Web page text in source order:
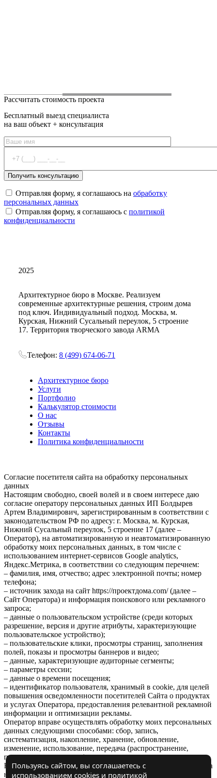
Рассчитать стоимость проекта
Бесплатный выезд специалиста
на ваш объект + консультация
Отправляя форму, я соглашаюсь на обработку
персональных данных
Отправляя форму, я соглашаюсь с политикой
конфиденциальности
2025
Архитектурное бюро в Москве. Реализуем
современные архитектурные решения, строим дома
под ключ. Индивидуальный подход. Москва, м.
Курская, Нижний Сусальный переулок, 5 строение
17. Территория творческого завода ARMA
Телефон: 8 (499) 674-06-71
Архитектурное бюро
Услуги
Портфолио
Калькулятор стоимости
О нас
Отзывы
Контакты
Политика конфиденциальности
Согласие посетителя сайта на обработку персональных
данных
Настоящим свободно, своей волей и в своем интересе даю
согласие оператору персональных данных ИП Болдырев
Артем Владимирович, зарегистрированным в соответствии с
законодательством РФ по адресу: г. Москва, м. Курская,
Нижний Сусальный переулок, 5 строение 17 (далее –
Оператор), на автоматизированную и неавтоматизированную
обработку моих персональных данных, в том числе с
использованием интернет-сервисов Google analytics,
Яндекс.Метрика, в соответствии со следующим перечнем:
– фамилия, имя, отчество; адрес электронной почты; номер
телефона;
– источник захода на сайт https://проектдома.com/ (далее –
Сайт Оператора) и информация поискового или рекламного
запроса;
– данные о пользовательском устройстве (среди которых
разрешение, версия и другие атрибуты, характеризующие
пользовательское устройство);
– пользовательские клики, просмотры страниц, заполнения
полей, показы и просмотры баннеров и видео;
– данные, характеризующие аудиторные сегменты;
– параметры сессии;
– данные о времени посещения;
– идентификатор пользователя, хранимый в cookie, для целей
повышения осведомленности посетителей Сайта о продуктах
и услугах Оператора, предоставления релевантной рекламной
информации и оптимизации рекламы.
Оператор вправе осуществлять обработку моих персональных
данных следующими способами: сбор, запись,
систематизация, накопление, хранение, обновление,
изменение, использование, передача (распространение,
предоставление, доступ).
Настоящее согласие вступает в силу с момента моего перехода
на Сайт Оператора и действует в течение 3 лет, либо до
Пользуясь сайтом, вы соглашаетесь с
использованием cookies и политикой